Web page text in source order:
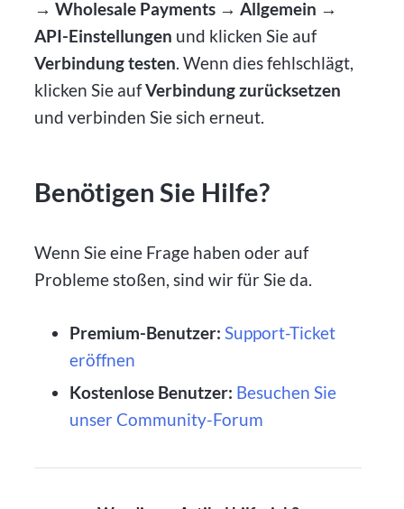
→ Wholesale Payments → Allgemein →
API-Einstellungen und klicken Sie auf
Verbindung testen . Wenn dies fehlschlägt,
klicken Sie aufVerbindung zurücksetzen
und verbinden Sie sich erneut.
Benötigen Sie Hilfe?
Wenn Sie eine Frage haben oder auf
Probleme stoßen, sind wir für Sie da.
Premium-Benutzer: Support-Ticket
eröffnen
Kostenlose Benutzer: Besuchen Sie
unser Community-Forum